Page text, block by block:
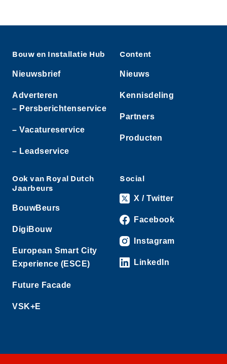
Bouw en Installatie Hub
Nieuwsbrief
Adverteren
– Persberichtenservice
– Vacatureservice
– Leadservice
Content
Nieuws
Kennisdeling
Partners
Producten
Ook van Royal Dutch
Jaarbeurs
BouwBeurs
DigiBouw
European Smart City
Experience (ESCE)
Future Facade
VSK+E
Social
X / Twitter
Facebook
Instagram
LinkedIn